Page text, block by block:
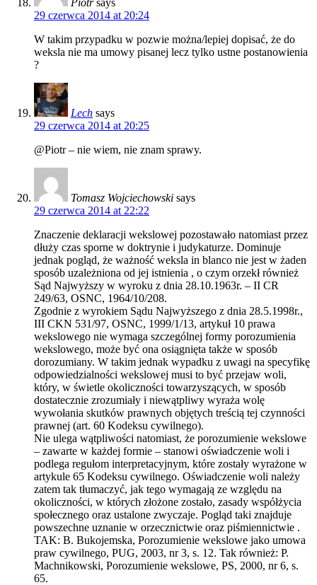
29 czerwca 2014 at 20:24
W takim przypadku w pozwie można/lepiej dopisać, że do
weksla nie ma umowy pisanej lecz tylko ustne postanowienia
?
Lech says
29 czerwca 2014 at 20:25
@Piotr – nie wiem, nie znam sprawy.
Tomasz Wojciechowski says
29 czerwca 2014 at 22:22
Znaczenie deklaracji wekslowej pozostawało natomiast przez
dłuży czas sporne w doktrynie i judykaturze. Dominuje
jednak pogląd, że ważność weksla in blanco nie jest w żaden
sposób uzależniona od jej istnienia , o czym orzekł również
Sąd Najwyższy w wyroku z dnia 28.10.1963r. – II CR
249/63, OSNC, 1964/10/208.
Zgodnie z wyrokiem Sądu Najwyższego z dnia 28.5.1998r.,
III CKN 531/97, OSNC, 1999/1/13, artykuł 10 prawa
wekslowego nie wymaga szczególnej formy porozumienia
wekslowego, może być ona osiągnięta także w sposób
dorozumiany. W takim jednak wypadku z uwagi na specyfikę
odpowiedzialności wekslowej musi to być przejaw woli,
który, w świetle okoliczności towarzyszących, w sposób
dostatecznie zrozumiały i niewątpliwy wyraża wolę
wywołania skutków prawnych objętych treścią tej czynności
prawnej (art. 60 Kodeksu cywilnego).
Nie ulega wątpliwości natomiast, że porozumienie wekslowe
– zawarte w każdej formie – stanowi oświadczenie woli i
podlega regułom interpretacyjnym, które zostały wyrażone w
artykule 65 Kodeksu cywilnego. Oświadczenie woli należy
zatem tak tłumaczyć, jak tego wymagają ze względu na
okoliczności, w których złożone zostało, zasady współżycia
społecznego oraz ustalone zwyczaje. Pogląd taki znajduje
powszechne uznanie w orzecznictwie oraz piśmiennictwie .
TAK: B. Bukojemska, Porozumienie wekslowe jako umowa
praw cywilnego, PUG, 2003, nr 3, s. 12. Tak również: P.
Machnikowski, Porozumienie wekslowe, PS, 2000, nr 6, s.
65.